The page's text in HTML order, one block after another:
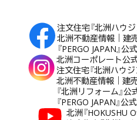
注文住宅『北洲ハウ
北洲不動産情報｜建
『PERGO JAPAN』
北洲コーポレート公
注文住宅『北洲ハウ
北洲不動産情報｜建
『北洲リフォーム』
『PERGO JAPAN』公
北洲『HOKUSHU